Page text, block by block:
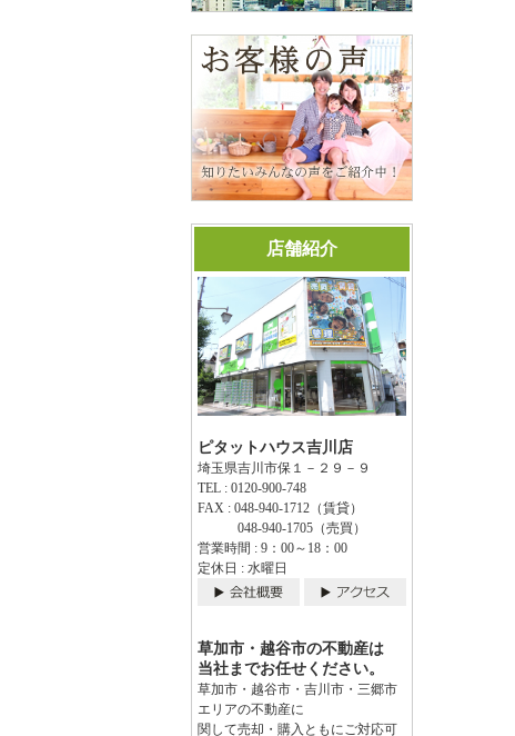
店舗紹介
ピタットハウス吉川店
埼玉県吉川市保１－２９－９
TEL : 0120-900-748
FAX : 048-940-1712（賃貸）
048-940-1705（売買）
営業時間 : 9：00～18：00
定休日 : 水曜日
草加市・越谷市の不動産は
当社までお任せください。
草加市・越谷市・吉川市・三郷市
エリアの不動産に
関して売却・購入ともにご対応可